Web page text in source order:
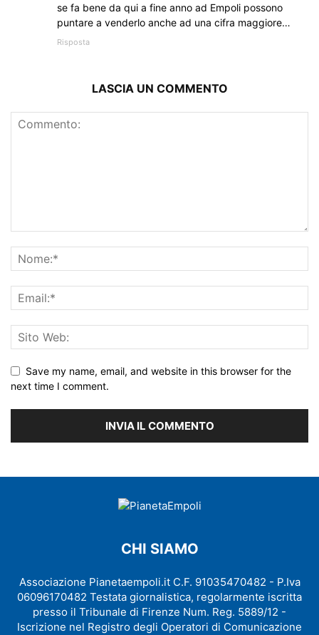
se fa bene da qui a fine anno ad Empoli possono
puntare a venderlo anche ad una cifra maggiore…
Risposta
LASCIA UN COMMENTO
Save my name, email, and website in this browser for the
next time I comment.
CHI SIAMO
Associazione Pianetaempoli.it C.F. 91035470482 - P.Iva
06096170482 Testata giornalistica, regolarmente iscritta
presso il Tribunale di Firenze Num. Reg. 5889/12 -
Iscrizione nel Registro degli Operatori di Comunicazione